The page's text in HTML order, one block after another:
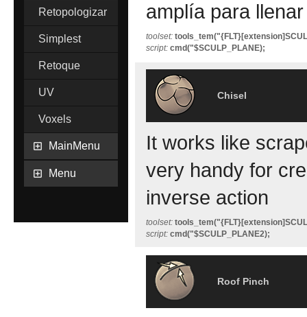
Retopologizar
Simplest
Retoque
UV
Voxels
MainMenu
Menu
amplía para
toolset:
script: cmd("$SCULP_PLANE);
Chisel
It works like
very handy for
inverse action
toolset:
script: cmd("$SCULP_PLANE2);
Roof Pinch